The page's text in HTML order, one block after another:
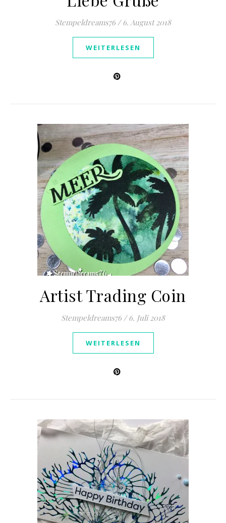
Stempeldreams76 / 6. August 2018
WEITERLESEN
Artist Trading Coin
Stempeldreams76 / 6. Juli 2018
WEITERLESEN